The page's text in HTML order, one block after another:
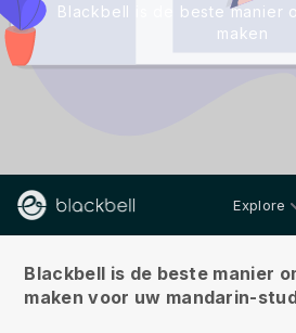
Blackbell is de beste manier
maken
Explore
Blackbell is de beste manier
maken voor uw mandarin-